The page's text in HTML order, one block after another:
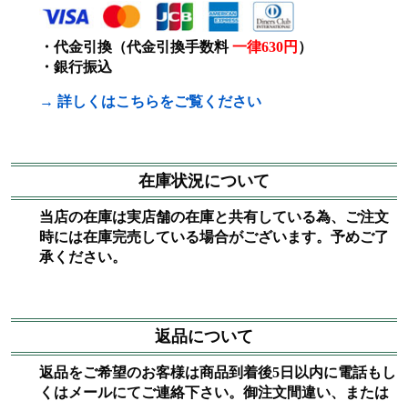
・代金引換（代金引換手数料一律630円 ）
・銀行振込
→ 詳しくはこちらをご覧ください
在庫状況について
当店の在庫は実店舗の在庫と共有している為、ご注文
時には在庫完売している場合がございます。予めご了
承ください。
返品について
返品をご希望のお客様は商品到着後5日以内に電話もし
くはメールにてご連絡下さい。御注文間違い、または